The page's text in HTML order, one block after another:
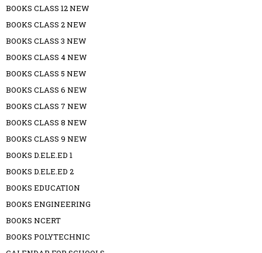
BOOKS CLASS 12 NEW
BOOKS CLASS 2 NEW
BOOKS CLASS 3 NEW
BOOKS CLASS 4 NEW
BOOKS CLASS 5 NEW
BOOKS CLASS 6 NEW
BOOKS CLASS 7 NEW
BOOKS CLASS 8 NEW
BOOKS CLASS 9 NEW
BOOKS D.ELE.ED 1
BOOKS D.ELE.ED 2
BOOKS EDUCATION
BOOKS ENGINEERING
BOOKS NCERT
BOOKS POLYTECHNIC